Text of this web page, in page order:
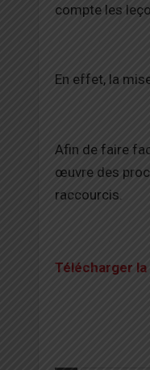
compte les
En effet, la
Afin de faire
œuvre des
raccourcis.
Télécharger